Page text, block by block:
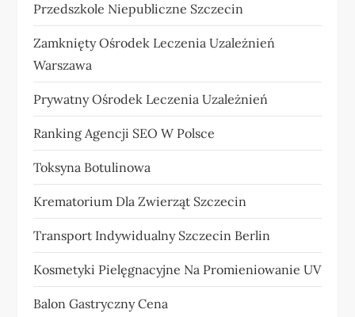
Przedszkole Niepubliczne Szczecin
Zamknięty Ośrodek Leczenia Uzależnień
Warszawa
Prywatny Ośrodek Leczenia Uzależnień
Ranking Agencji SEO W Polsce
Toksyna Botulinowa
Krematorium Dla Zwierząt Szczecin
Transport Indywidualny Szczecin Berlin
Kosmetyki Pielęgnacyjne Na Promieniowanie UV
Balon Gastryczny Cena